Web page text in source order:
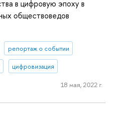
в цифровую эпоху в
обществоведов
репортаж о событии
цифровизация
18 мая, 2022 г.